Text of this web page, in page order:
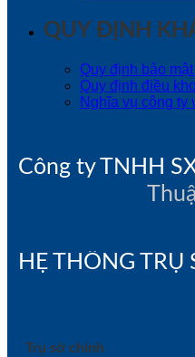
QUY ĐỊNH
Quy định bảo
Quy định điều
Nghĩa vụ công ty
Công ty TNHH
HỆ THỐNG TRỤ
Trụ sở chính